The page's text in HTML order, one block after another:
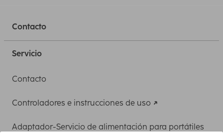
Contacto
Servicio
Contacto
Controladores e instrucciones de uso
Adaptador-Servicio de alimentación para portátiles